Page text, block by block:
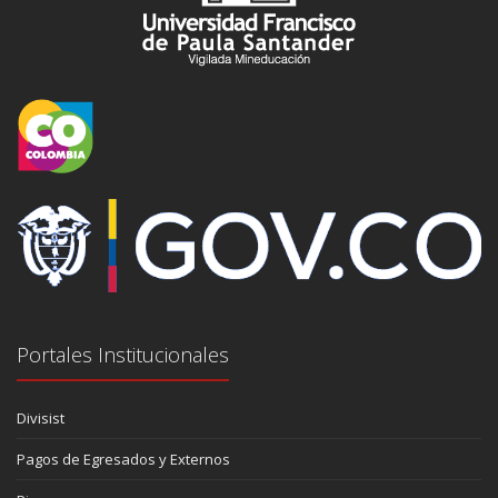
Portales Institucionales
Divisist
Pagos de Egresados y Externos